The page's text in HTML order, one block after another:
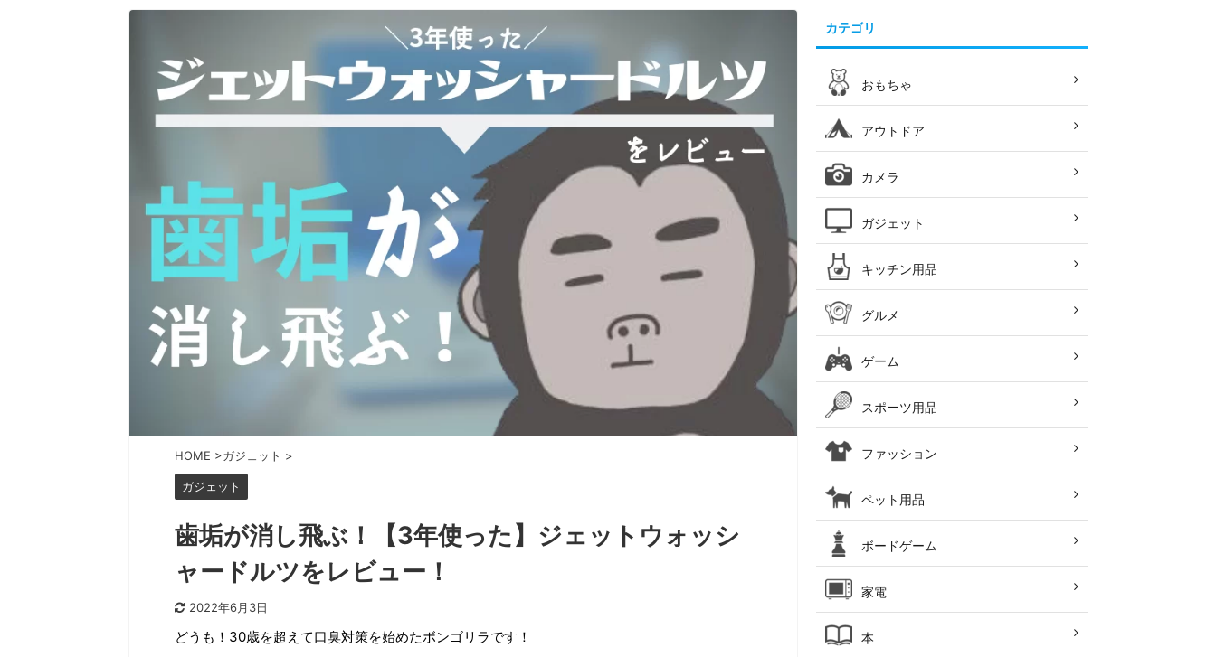
HOME >ガジェット >
ガジェット
歯垢が消し飛ぶ！【3年使った】ジェットウォッシ
ャードルツをレビュー！
2022年6月3日
どうも！30歳を超えて口臭対策を始めたボンゴリラです！
カテゴリ
おもちゃ
アウトドア
カメラ
ガジェット
キッチン用品
グルメ
ゲーム
スポーツ用品
ファッション
ペット用品
ボードゲーム
家電
本